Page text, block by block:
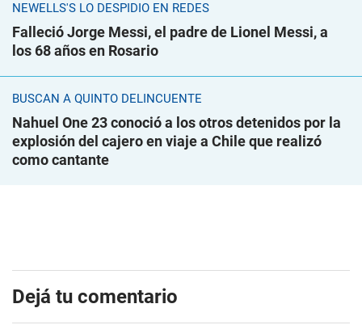
NEWELLS'S LO DESPIDIÓ EN REDES
Falleció Jorge Messi, el padre de Lionel Messi, a
los 68 años en Rosario
BUSCAN A QUINTO DELINCUENTE
Nahuel One 23 conoció a los otros detenidos por la
explosión del cajero en viaje a Chile que realizó
como cantante
Dejá tu comentario